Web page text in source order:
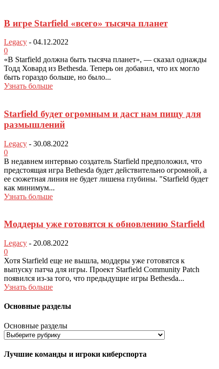
В игре Starfield «всего» тысяча планет
Legacy - 04.12.2022
0
«В Starfield должна быть тысяча планет», — сказал однажды
Тодд Ховард из Bethesda. Теперь он добавил, что их могло
быть гораздо больше, но было...
Узнать больше
Starfield будет огромным и даст нам пищу для
размышлений
Legacy - 30.08.2022
0
В недавнем интервью создатель Starfield предположил, что
предстоящая игра Bethesda будет действительно огромной, а
ее сюжетная линия не будет лишена глубины. "Starfield будет
как минимум...
Узнать больше
Моддеры уже готовятся к обновлению Starfield
Legacy - 20.08.2022
0
Хотя Starfield еще не вышла, моддеры уже готовятся к
выпуску патча для игры. Проект Starfield Community Patch
появился из-за того, что предыдущие игры Bethesda...
Узнать больше
Основные разделы
Основные разделы
Лучшие команды и игроки киберспорта